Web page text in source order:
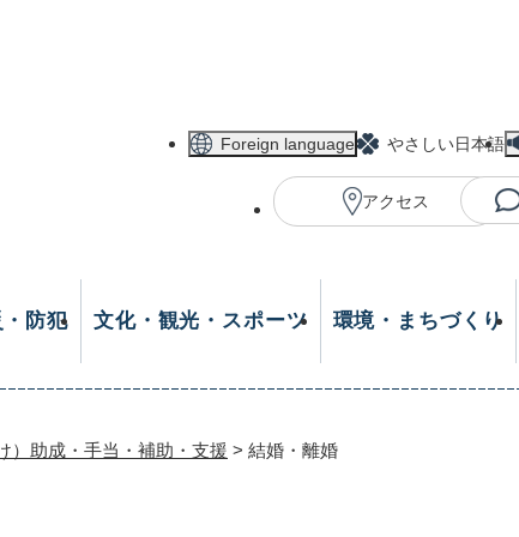
Foreign language やさしい日本語
アクセス
・防犯 文化・観光・スポーツ 環境・まちづくり
）助成・手当・補助・支援 > 結婚・離婚